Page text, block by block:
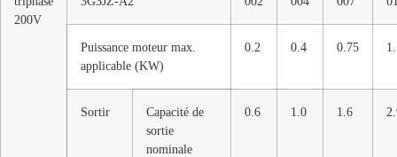
200V
Puissance moteur max.
applicable (KW)
0.2 0.4 0.75
Sortir
Capacité de
sortie
nominale
0.6 1.0 1.6